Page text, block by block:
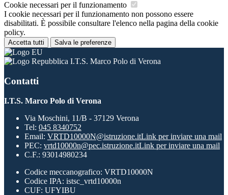
Cookie necessari per il funzionamento
I cookie necessari per il funzionamento non possono essere
disabilitati. È possibile consultare l'elenco nella pagina della cookie
policy.
Accetta tutti Salva le preferenze
I.T.S. Marco Polo di Verona
Contatti
I.T.S. Marco Polo di Verona
Via Moschini, 11/B - 37129 Verona
Tel: 045 8340752
Email: VRTD10000N@istruzione.itLink per inviare una mail
PEC: vrtd10000n@pec.istruzione.itLink per inviare una mail
C.F.: 93014980234
Codice meccanografico: VRTD10000N
Codice IPA: istsc_vrtd10000n
CUF: UFYIBU